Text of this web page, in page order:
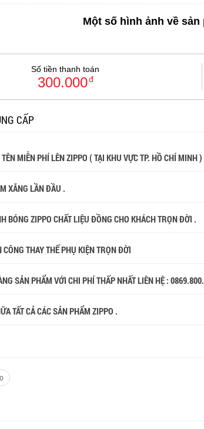
Một số hình ảnh về sản
Số tiền thanh toán
300.000đ
CẤP
MIỄN PHÍ LÊN ZIPPO ( TẠI KHU VỰC TP. HỒ CHÍ
XĂNG LẦN ĐẦU .
BÓNG ZIPPO CHẤT LIỆU ĐỒNG CHO KHÁCH TRỌN ĐỜI .
THAY THẾ PHỤ KIỆN TRỌN ĐỜI
SẢN PHẨM VỚI CHI PHÍ THẤP NHẤT LIÊN HỆ :
TẤT CẢ CÁC SẢN PHẨM ZIPPO .